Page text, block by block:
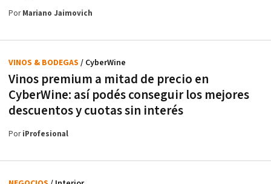
PorMariano Jaimovich
Vinos premium a mitad de precio en
CyberWine: así podés conseguir los mejores
descuentos y cuotas sin interés
VINOS & BODEGAS / CyberWine
PoriProfesional